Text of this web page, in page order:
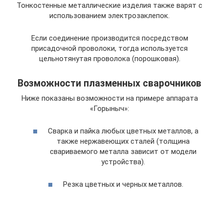
Тонкостенные металлические изделия также варят с
использованием электрозаклепок.
Если соединение производится посредством
присадочной проволоки, тогда используется
цельнотянутая проволока (порошковая).
Возможности плазменных сварочников
Ниже показаны возможности на примере аппарата
«Горыныч»:
Сварка и пайка любых цветных металлов, а
также нержавеющих сталей (толщина
свариваемого металла зависит от модели
устройства).
Резка цветных и черных металлов.